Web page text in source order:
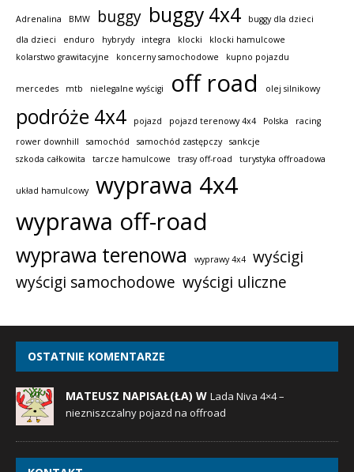
Adrenalina BMW buggy buggy 4x4
buggy dla dzieci
dla dzieci
enduro hybrydy integra klocki
klocki hamulcowe
kolarstwo grawitacyjne
koncerny samochodowe kupno pojazdu
mercedes mtb nielegalne wyścigi off road olej silnikowy
podróże 4x4 pojazd pojazd terenowy 4x4 Polska
racing
rower downhill
samochód samochód zastępczy
sankcje
szkoda całkowita
tarcze hamulcowe trasy off-road turystyka offroadowa
układ hamulcowy
wyprawa 4x4
wyprawa off-road
wyprawa terenowa wyprawy 4x4
wyścigi
wyścigi samochodowe wyścigi uliczne
OSTATNIE KOMENTARZE
MATEUSZ NAPISAŁ(ŁA) W Lada Niva 4×4 –
niezniszczalny pojazd na offroad